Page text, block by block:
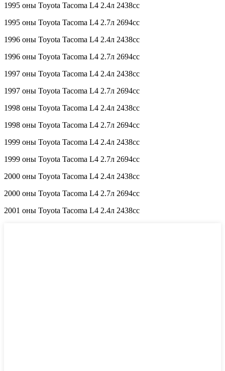
1995 оны Toyota Tacoma L4 2.4л 2438сс
1995 оны Toyota Tacoma L4 2.7л 2694сс
1996 оны Toyota Tacoma L4 2.4л 2438сс
1996 оны Toyota Tacoma L4 2.7л 2694сс
1997 оны Toyota Tacoma L4 2.4л 2438сс
1997 оны Toyota Tacoma L4 2.7л 2694сс
1998 оны Toyota Tacoma L4 2.4л 2438сс
1998 оны Toyota Tacoma L4 2.7л 2694сс
1999 оны Toyota Tacoma L4 2.4л 2438сс
1999 оны Toyota Tacoma L4 2.7л 2694сс
2000 оны Toyota Tacoma L4 2.4л 2438сс
2000 оны Toyota Tacoma L4 2.7л 2694сс
2001 оны Toyota Tacoma L4 2.4л 2438сс